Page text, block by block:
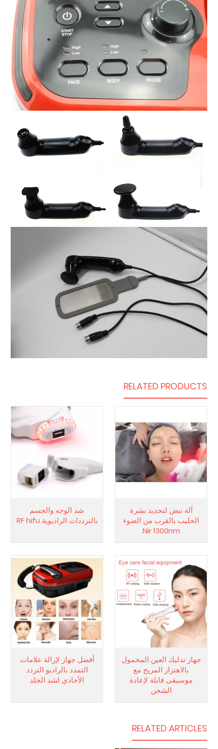
RELATED PRODUCTS
آلة نبض لتجديد بشرة
الحليب بالقرب من الضوء
Nir 1300nm
شد الوجه والجسم
بالترددات الراديوية RF hifu
جهاز تدليك العين المحمول
بالاهتزاز المريح مع
موسيقى قابلة لإعادة
الشحن
أفضل جهاز لإزالة علامات
التمدد بالراديو التردد
الأحادي لشد الجلد
RELATED ARTICLES